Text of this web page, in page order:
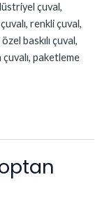
çuval,
renkli çuval,
baskılı çuval,
çuvalı, paketleme